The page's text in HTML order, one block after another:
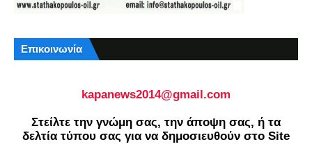
Επικοινωνία
kapanews2014@gmail.com
Στείλτε την γνώμη σας, την άποψη σας, ή τα
δελτία τύπου σας για να δημοσιευθούν στο Site